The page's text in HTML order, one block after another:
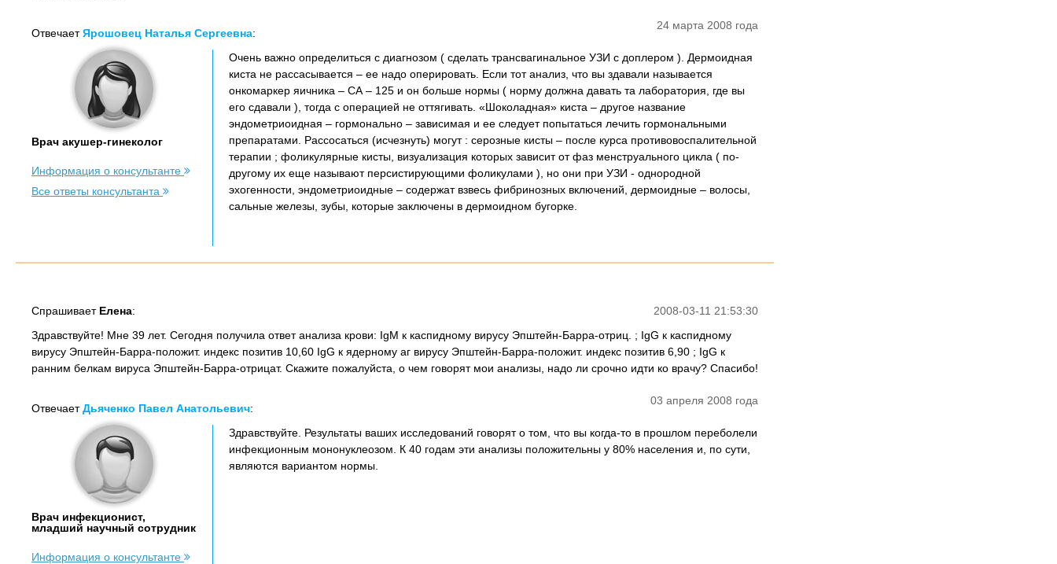
24 марта 2008 года
ОтвечаетЯрошовец Наталья Сергеевна:
Врач акушер-гинеколог
Информация о консультанте
Все ответы консультанта
Очень важно определиться с диагнозом ( сделать трансвагинальное УЗИ с доплером ). Дермоидная
киста не рассасывается – ее надо оперировать. Если тот анализ, что вы здавали называется
онкомаркер яичника – СА – 125 и он больше нормы ( норму должна давать та лаборатория, где вы
его сдавали ), тогда с операцией не оттягивать. «Шоколадная» киста – другое название
эндометриоидная – гормонально – зависимая и ее следует попытаться лечить гормональными
препаратами. Рассосаться (исчезнуть) могут : серозные кисты – после курса противовоспалительной
терапии ; фоликулярные кисты, визуализация которых зависит от фаз менструального цикла ( по-
другому их еще называют персистирующими фоликулами ), но они при УЗИ - однородной
эхогенности, эндометриоидные – содержат взвесь фибринозных включений, дермоидные – волосы,
сальные железы, зубы, которые заключены в дермоидном бугорке.
2008-03-11 21:53:30
Спрашивает Елена:
Здравствуйте! Мне 39 лет. Сегодня получила ответ анализа крови: IgM к каспидному вирусу Эпштейн-Барра-отриц. ; IgG к каспидному
вирусу Эпштейн-Барра-положит. индекс позитив 10,60 IgG к ядерному аг вирусу Эпштейн-Барра-положит. индекс позитив 6,90 ; IgG к
ранним белкам вируса Эпштейн-Барра-отрицат. Скажите пожалуйста, о чем говорят мои анализы, надо ли срочно идти ко врачу? Спасибо!
03 апреля 2008 года
ОтвечаетДьяченко Павел Анатольевич:
Врач инфекционист,
младший научный сотрудник
Информация о консультанте
Здравствуйте. Результаты ваших исследований говорят о том, что вы когда-то в прошлом переболели
инфекционным мононуклеозом. К 40 годам эти анализы положительны у 80% населения и, по сути,
являются вариантом нормы.